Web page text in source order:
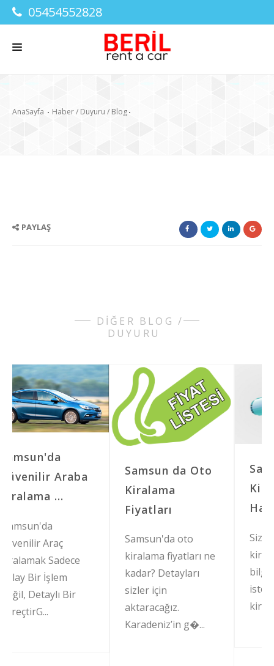
05454552828
HAKKIMIZDA
İLETİŞİM
AnaSayfa Haber / Duyuru / Blog
PAYLAŞ
DİĞER BLOG /
DUYURU
Bir
Samsun da Oto
Samsun'da oto
kiralama fiyatları ne
kadar? Detayları
sizler için
aktaracağız.
Karadeniz’in g�...
Samsun Araç
Hakkında
Sizlere, Samsun
kiralama
bilgiler vermek
isteriz. Samsun
kiralama